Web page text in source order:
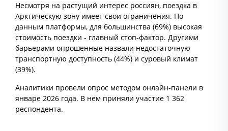
Несмотря на растущий интерес россиян, поездка в
Арктическую зону имеет свои ограничения. По
данным платформы, для большинства (69%) высокая
стоимость поездки - главный стоп-фактор. Другими
барьерами опрошенные назвали недостаточную
транспортную доступность (44%) и суровый климат
(39%).
Аналитики провели опрос методом онлайн-панели в
январе 2026 года. В нем приняли участие 1 362
респондента.